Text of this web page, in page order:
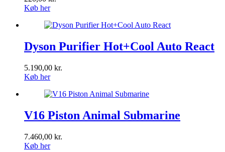
Køb her
Dyson Purifier Hot+Cool Auto React
5.190,00 kr.
Køb her
V16 Piston Animal Submarine
7.460,00 kr.
Køb her